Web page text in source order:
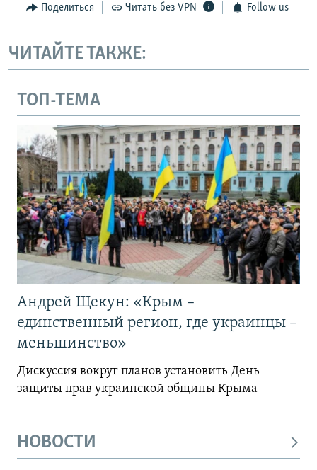
Поделиться Читать без VPN Follow us
ЧИТАЙТЕ ТАКЖЕ:
ТОП-ТЕМА
Андрей Щекун: «Крым –
единственный регион, где украинцы –
меньшинство»
Дискуссия вокруг планов установить День
защиты прав украинской общины Крыма
НОВОСТИ